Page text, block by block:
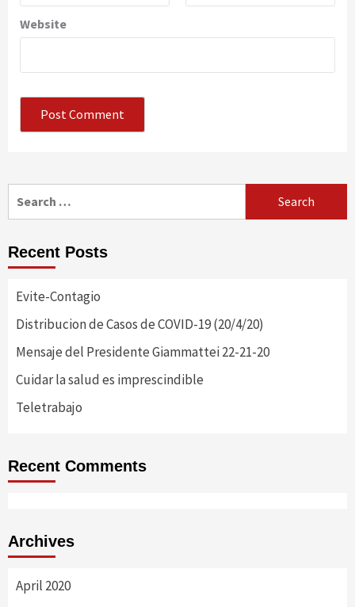
Website
for:
Recent Posts
Evite-Contagio
Distribucion de Casos de COVID-19 (20/4/20)
Mensaje del Presidente Giammattei 22-21-20
Cuidar la salud es imprescindible
Teletrabajo
Recent Comments
Archives
April 2020